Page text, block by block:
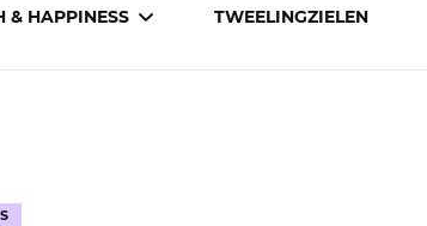
& HAPPINESS TWEELINGZIELEN